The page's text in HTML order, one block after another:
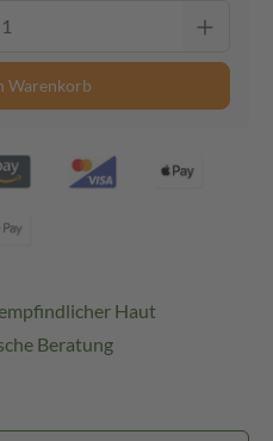
Warenkorb
Haut
Beratung